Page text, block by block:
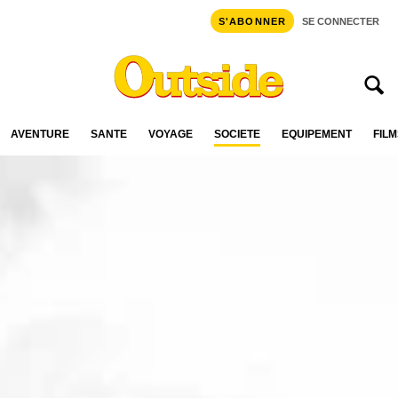
S'ABONNER SE CONNECTER
AVENTURE SANTÉ VOYAGE SOCIÉTÉ ÉQUIPEMENT